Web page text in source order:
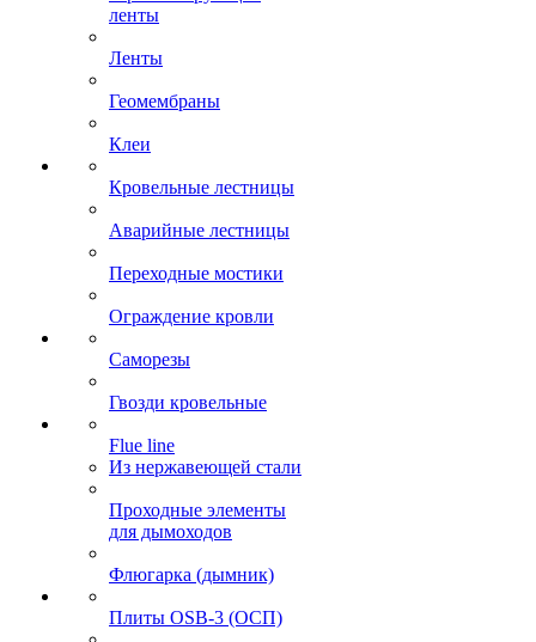
ленты
Ленты
Геомембраны
Клеи
Кровельные лестницы
Аварийные лестницы
Переходные мостики
Ограждение кровли
Саморезы
Гвозди кровельные
Flue line
Из нержавеющей стали
Проходные элементы
для дымоходов
Флюгарка (дымник)
Плиты OSB-3 (ОСП)